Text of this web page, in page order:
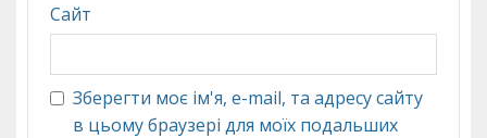
Сайт
Зберегти моє ім'я, e-mail, та адресу сайту
в цьому браузері для моїх подальших